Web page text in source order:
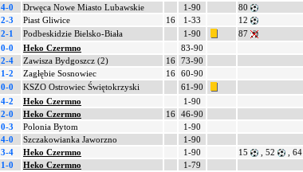
4-0 Drwęca Nowe Miasto Lubawskie 1-90
80
2-3 Piast Gliwice 16 1-33
12
2-1 Podbeskidzie Bielsko-Biała 1-90
87
0-0 Heko Czermno
83-90
2-4 Zawisza Bydgoszcz (2) 16 73-90
1-2 Zagłębie Sosnowiec 16 60-90
0-0 KSZO Ostrowiec Świętokrzyski
61-90
4-2 Heko Czermno
1-90
2-0 Heko Czermno 16 46-90
0-3 Polonia Bytom
1-90
4-0 Szczakowianka Jaworzno
1-90
3-4 Heko Czermno 1-90 15 , 52
, 64
1-0 Heko Czermno
1-79